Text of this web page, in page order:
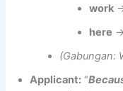
work
here
(Gabungan:
Applicant: “